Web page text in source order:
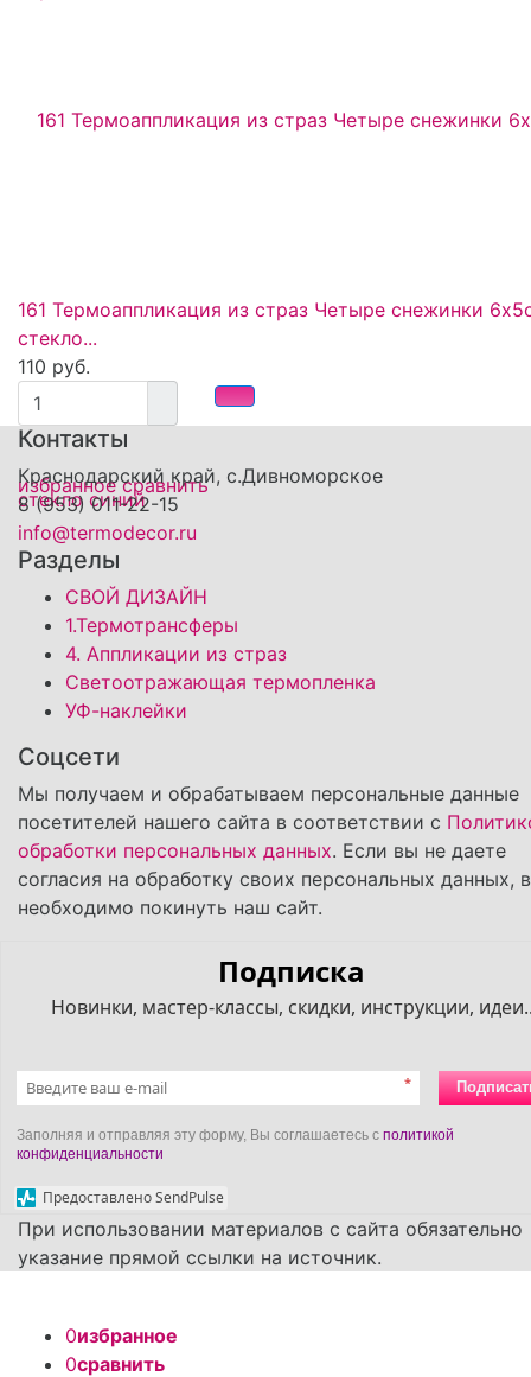
избранное сравнить
161 Термоаппликация из страз Четыре снежинки
стекло...
110 руб.
Контакты
Краснодарский край, с.Дивноморское
8 (953) 011-22-15
info@termodecor.ru
Разделы
СВОЙ ДИЗАЙН
1.Термотрансферы
4. Аппликации из страз
Светоотражающая термопленка
УФ-наклейки
Соцсети
Мы получаем и обрабатываем персональные данные
посетителей нашего сайта в соответствии с
обработки персональных данных. Если вы не даете
согласия на обработку своих персональных данных,
необходимо покинуть наш сайт.
Подписка
Новинки, мастер-классы, скидки, инструкции,
*
Заполняя и отправляя эту форму, Вы соглашаетесь с политикой
конфиденциальности
Предоставлено SendPulse
При использовании материалов с сайта обязательно
указание прямой ссылки на источник.
0избранное
0сравнить